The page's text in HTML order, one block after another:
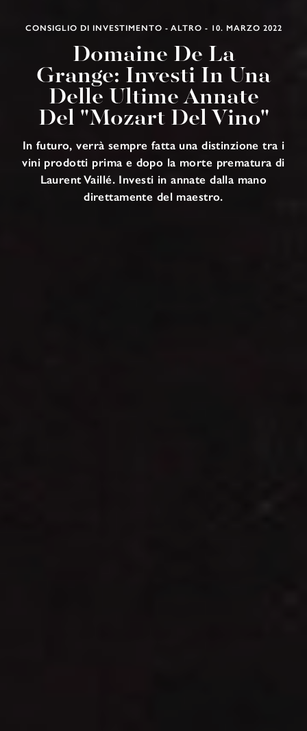
CONSIGLIO DI INVESTIMENTO - ALTRO - 10. MARZO 2022
Domaine De La
Grange: Investi In Una
Delle Ultime Annate
Del "Mozart Del Vino"
In futuro, verrà sempre fatta una distinzione tra i
vini prodotti prima e dopo la morte prematura di
Laurent Vaillé. Investi in annate dalla mano
direttamente del maestro.